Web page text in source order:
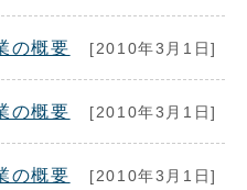
の概要 [2010年3月1日]
の概要 [2010年3月1日]
の概要 [2010年3月1日]